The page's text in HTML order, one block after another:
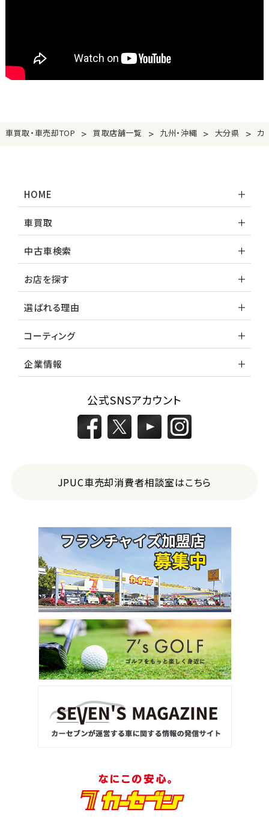
車買取・車売却TOP > 買取店舗一覧 > 九州・沖縄 > 大分県 > カ
HOME
車買取
中古車検索
お店を探す
選ばれる理由
コーティング
企業情報
公式SNSアカウント
JPUC車売却消費者相談室はこちら